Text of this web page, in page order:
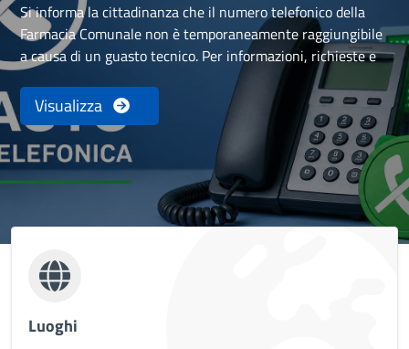
Si informa la cittadinanza che il numero telefonico della
Farmacia Comunale non è temporaneamente raggiungibile
a causa di un guasto tecnico. Per informazioni, richieste e
comunicazioni è possibile contattare la Farmacia Comunale
al:📞 02 90 84 88 38 – interno 2 Il servizio telefonico sarà
ripristinato non appena sarà risolto il problema tecnico. Ci
scusiamo per il disagio e ringraziamo la cittadinanza per la
collaborazione e la comprensione.
Visualizza
Luoghi